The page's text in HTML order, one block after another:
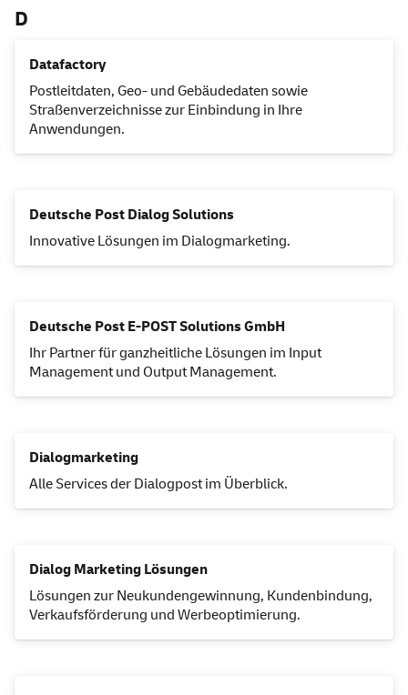
D
Datafactory
Postleitdaten, Geo- und Gebäudedaten sowie
Straßenverzeichnisse zur Einbindung in Ihre
Anwendungen.
Deutsche Post Dialog Solutions
Innovative Lösungen im Dialogmarketing.
Deutsche Post E-POST Solutions GmbH
Ihr Partner für ganzheitliche Lösungen im Input
Management und Output Management.
Dialogmarketing
AlleServicesder Dialogpost im Überblick.
Dialog Marketing Lösungen
Lösungen zur Neukundengewinnung, Kundenbindung,
Verkaufsförderung und Werbeoptimierung.